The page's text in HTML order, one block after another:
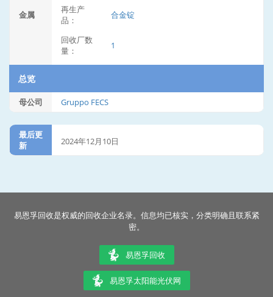
金属
再生产
品：
合金锭
回收厂数
量：
1
总览
母公司 Gruppo FECS
最后更
新
2024年12月10日
易恩孚回收是权威的回收企业名录。信息均已核实，分类明确且联系紧
密。
易恩孚回收
易恩孚太阳能光伏网